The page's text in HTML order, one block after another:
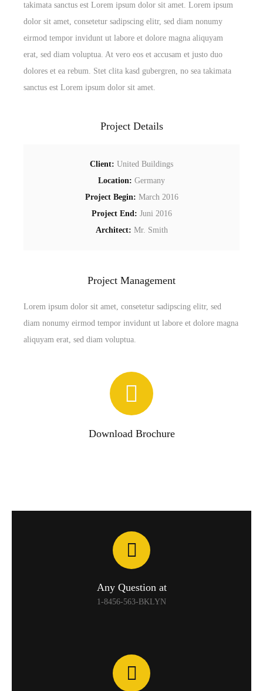
takimata sanctus est Lorem ipsum dolor sit amet. Lorem ipsum
dolor sit amet, consetetur sadipscing elitr, sed diam nonumy
eirmod tempor invidunt ut labore et dolore magna aliquyam
erat, sed diam voluptua. At vero eos et accusam et justo duo
dolores et ea rebum. Stet clita kasd gubergren, no sea takimata
sanctus est Lorem ipsum dolor sit amet.
Project Details
Client: United Buildings
Location: Germany
Project Begin: March 2016
Project End: Juni 2016
Architect: Mr. Smith
Project Management
Lorem ipsum dolor sit amet, consetetur sadipscing elitr, sed
diam nonumy eirmod tempor invidunt ut labore et dolore magna
aliquyam erat, sed diam voluptua.
Download Brochure
Any Question at
1-8456-563-BKLYN